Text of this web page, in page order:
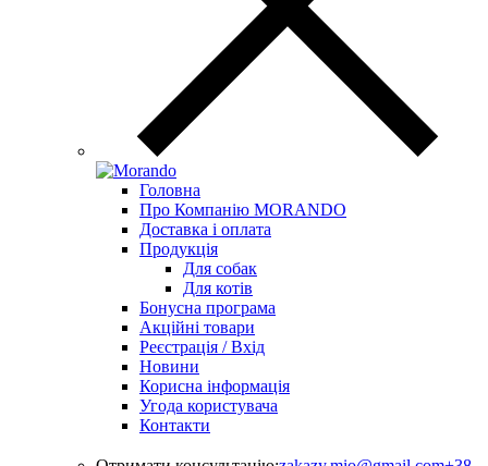
Головна
Про Компанію MORANDO
Доставка і оплата
Продукція
Для собак
Для котів
Бонусна програма
Акційні товари
Реєстрація / Вхід
Новини
Корисна інформація
Угода користувача
Контакти